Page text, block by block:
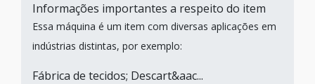
Informações importantes a respeito do item
Essa máquina é um item com diversas aplicações em
indústrias distintas, por exemplo:
Fábrica de tecidos; Descart&aac...